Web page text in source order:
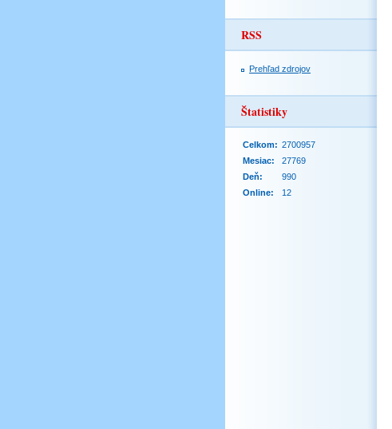
RSS
Prehľad zdrojov
Štatistiky
Online: 12
Celkom: 2700957
Mesiac:
27769
Deň:
990